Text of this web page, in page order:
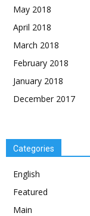
May 2018
April 2018
March 2018
February 2018
January 2018
December 2017
Categories
English
Featured
Main